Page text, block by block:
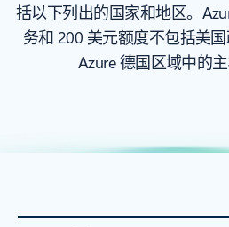
括以下列出的国家和地区。
务和 200 美元额度不包括美
Azure 德国区域中的主